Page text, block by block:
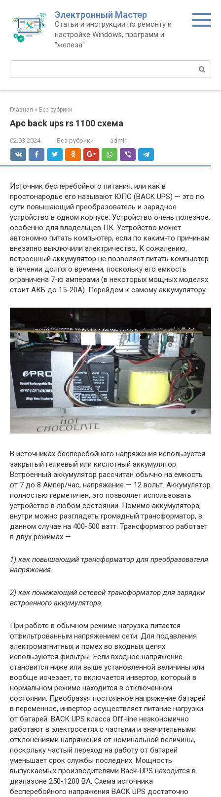
контенту
Электронный Мастер
Статьи и инструкции по ремонту и
настройке Windows, программ и
"железа"
Поиск:
Главная » Без рубрики
Apc back ups rs 1100 схема
02.03.2024 Без рубрики admin
Источник бесперебойного питания, или как в
простонародье его называют ЮПС (BACK UPS) — это по
сути повышающий преобразователь и зарядное
устройство в одном корпусе. Устройство очень полезное,
особенно для владельцев ПК. Устройство может
автономно питать компьютер, если по каким-то причинам
внезапно выключили электричество. К сожалению,
встроенный аккумулятор не позволяет питать компьютер
в течении долгого времени, поскольку его емкость
ограничена 7-ю амперами (в некоторых мощных моделях
стоит АКБ до 15-20А). Перейдем к самому аккумулятору.
В источниках бесперебойного напряжения используется
закрытый гелиевый или кислотный аккумулятор.
Встроенный аккумулятор рассчитан обычно на емкость
от 7 до 8 Ампер/час, напряжение — 12 вольт. Аккумулятор
полностью герметичен, это позволяет использовать
устройство в любом состоянии. Помимо аккумулятора,
внутри можно разглядеть громадный трансформатор, в
данном случае на 400-500 ватт. Трансформатор работает
в двух режимах —
1) как повышающий трансформатор для преобразователя
напряжения.
2) как понижающий сетевой трансформатор для зарядки
встроенного аккумулятора.
При работе в обычном режиме нагрузка питается
отфильтрованным напряжением сети. Для подавления
электромагнитных и помех во входных цепях
используются фильтры. Если входное напряжение
становится ниже или выше установленной величины или
вообще исчезает, то включается инвертор, который в
нормальном режиме находится в отключенном
состоянии. Преобразуя постоянное напряжение батарей
в переменное, инвертор осуществляет питание нагрузки
от батарей. BACK UPS класса Off-line неэкономично
работают в электросетях с частыми и значительными
отклонениями напряжения от номинальной величины,
поскольку частый переход на работу от батарей
уменьшает срок службы последних. Мощность
выпускаемых производителями Back-UPS находится в
диапазоне 250-1200 ВА. Схема источника
бесперебойного напряжения BACK UPS достаточно